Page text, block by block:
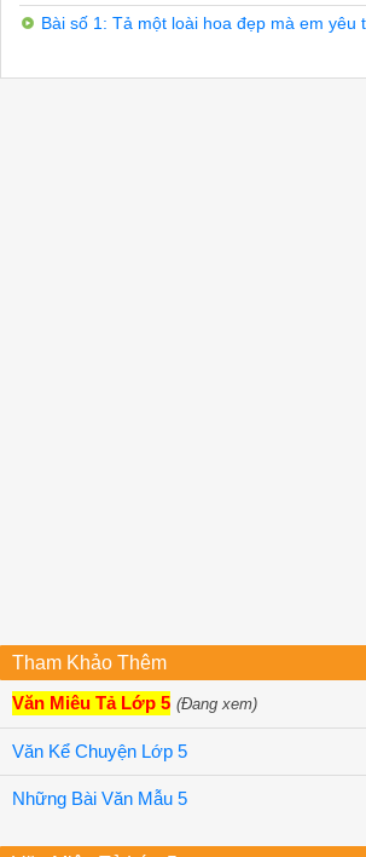
Bài số 1: Tả một loài hoa đẹp mà em yêu
Tham Khảo Thêm
Văn Miêu Tả Lớp 5 (Đang xem)
Văn Kể Chuyện Lớp 5
Những Bài Văn Mẫu 5